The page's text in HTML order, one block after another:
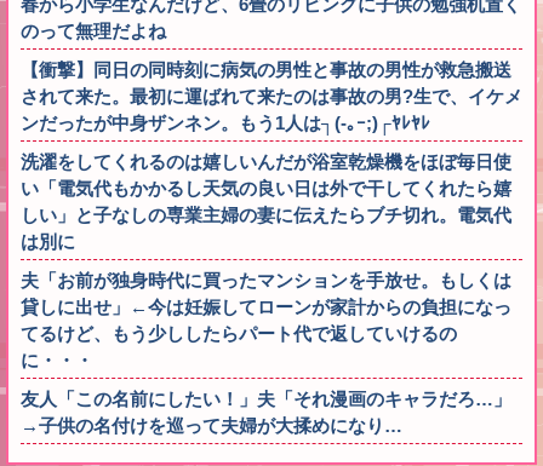
春から小学生なんだけど、6畳のリビングに子供の勉強机置く
のって無理だよね
【衝撃】同日の同時刻に病気の男性と事故の男性が救急搬送
されて来た。最初に運ばれて来たのは事故の男?生で、イケメ
ンだったが中身ザンネン。もう1人は┐(-｡ｰ;)┌ﾔﾚﾔﾚ
洗濯をしてくれるのは嬉しいんだが浴室乾燥機をほぼ毎日使
い「電気代もかかるし天気の良い日は外で干してくれたら嬉
しい」と子なしの専業主婦の妻に伝えたらブチ切れ。電気代
は別に
夫「お前が独身時代に買ったマンションを手放せ。もしくは
貸しに出せ」←今は妊娠してローンが家計からの負担になっ
てるけど、もう少ししたらパート代で返していけるの
に・・・
友人「この名前にしたい！」夫「それ漫画のキャラだろ…」
→子供の名付けを巡って夫婦が大揉めになり…